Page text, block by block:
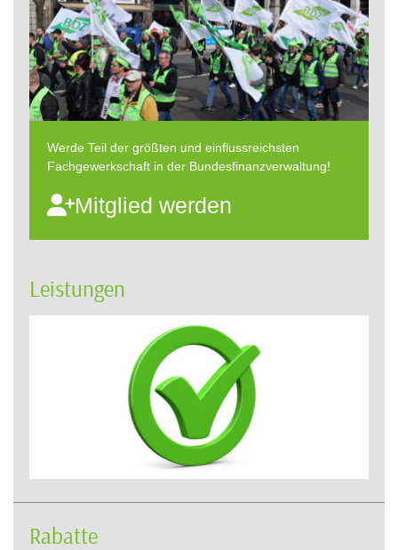
Werde Teil der größten und einflussreichsten
Fachgewerkschaft in der Bundesfinanzverwaltung!
Mitglied werden
Leistungen
Rabatte